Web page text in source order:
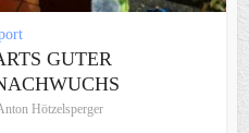
GUTER
Hötzelsperger